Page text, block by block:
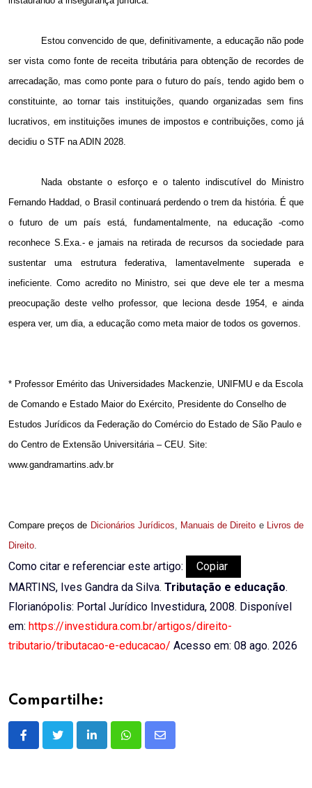
Estou convencido de que, definitivamente, a educação não pode
ser vista como fonte de receita tributária para obtenção de recordes de
arrecadação, mas como ponte para o futuro do país, tendo agido bem o
constituinte, ao tornar tais instituições, quando organizadas sem fins
lucrativos, em instituições imunes de impostos e contribuições, como já
decidiu o STF na ADIN 2028.
Nada obstante o esforço e o talento indiscutível do Ministro
Fernando Haddad, o Brasil continuará perdendo o trem da história. É que
o futuro de um país está, fundamentalmente, na educação -como
reconhece S.Exa.- e jamais na retirada de recursos da sociedade para
sustentar uma estrutura federativa, lamentavelmente superada e
ineficiente. Como acredito no Ministro, sei que deve ele ter a mesma
preocupação deste velho professor, que leciona desde 1954, e ainda
espera ver, um dia, a educação como meta maior de todos os governos.
* Professor Emérito das Universidades Mackenzie, UNIFMU e da Escola
de Comando e Estado Maior do Exército, Presidente do Conselho de
Estudos Jurídicos da Federação do Comércio do Estado de São Paulo e
do Centro de Extensão Universitária – CEU. Site:
www.gandramartins.adv.br
Compare preços de Dicionários Jurídicos, Manuais de Direito e Livros de
Direito.
Como citar e referenciar este artigo:
Copiar
MARTINS, Ives Gandra da Silva. Tributação e educação.
Florianópolis: Portal Jurídico Investidura, 2008. Disponível
em: https://investidura.com.br/artigos/direito-
tributario/tributacao-e-educacao/ Acesso em: 08 ago. 2026
Compartilhe:
LinkedInWhatsappShare